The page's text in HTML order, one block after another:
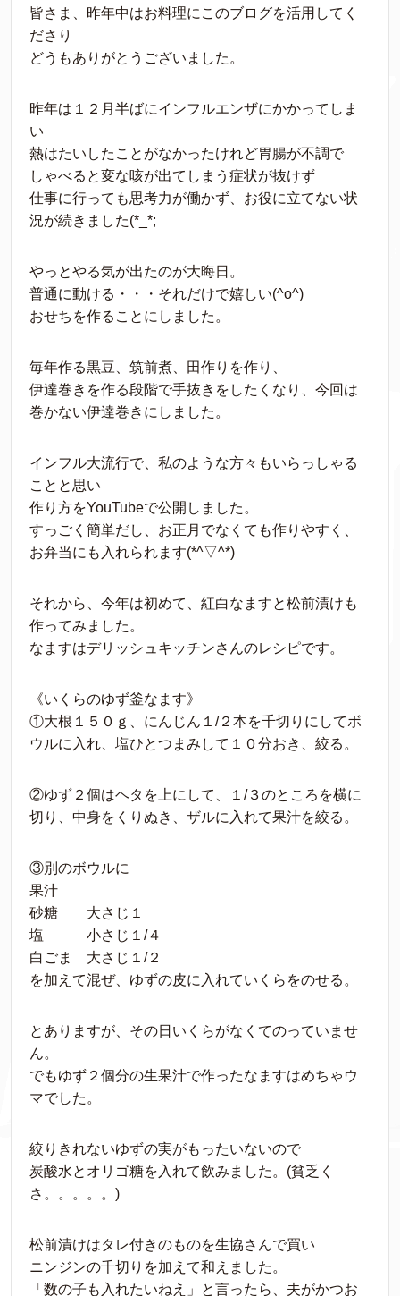
皆さま、昨年中はお料理にこのブログを活用してく
ださり
どうもありがとうございました。
昨年は１２月半ばにインフルエンザにかかってしま
い
熱はたいしたことがなかったけれど胃腸が不調で
しゃべると変な咳が出てしまう症状が抜けず
仕事に行っても思考力が働かず、お役に立てない状
況が続きました(*_*;
やっとやる気が出たのが大晦日。
普通に動ける・・・それだけで嬉しい(^o^)
おせちを作ることにしました。
毎年作る黒豆、筑前煮、田作りを作り、
伊達巻きを作る段階で手抜きをしたくなり、今回は
巻かない伊達巻きにしました。
インフル大流行で、私のような方々もいらっしゃる
ことと思い
作り方をYouTubeで公開しました。
すっごく簡単だし、お正月でなくても作りやすく、
お弁当にも入れられます(*^▽^*)
それから、今年は初めて、紅白なますと松前漬けも
作ってみました。
なますはデリッシュキッチンさんのレシピです。
《いくらのゆず釜なます》
①大根１５０ｇ、にんじん１/２本を千切りにしてボ
ウルに入れ、塩ひとつまみして１０分おき、絞る。
②ゆず２個はヘタを上にして、１/３のところを横に
切り、中身をくりぬき、ザルに入れて果汁を絞る。
③別のボウルに
果汁
砂糖 大さじ１
塩 小さじ１/４
白ごま 大さじ１/２
を加えて混ぜ、ゆずの皮に入れていくらをのせる。
とありますが、その日いくらがなくてのっていませ
ん。
でもゆず２個分の生果汁で作ったなますはめちゃウ
マでした。
絞りきれないゆずの実がもったいないので
炭酸水とオリゴ糖を入れて飲みました。(貧乏く
さ。。。。。)
松前漬けはタレ付きのものを生協さんで買い
ニンジンの千切りを加えて和えました。
「数の子も入れたいねえ」と言ったら、夫がかつお